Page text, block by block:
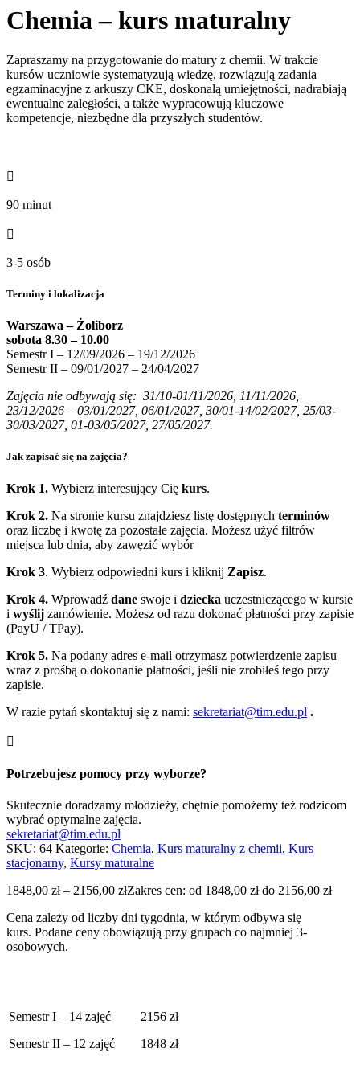
Chemia – kurs maturalny
Zapraszamy na przygotowanie do matury z chemii. W trakcie
kursów uczniowie systematyzują wiedzę, rozwiązują zadania
egzaminacyjne z arkuszy CKE, doskonalą umiejętności, nadrabiają
ewentualne zaległości, a także wypracowują kluczowe
kompetencje, niezbędne dla przyszłych studentów.

90 minut

3-5 osób
Terminy i lokalizacja
Warszawa – Żoliborz
sobota 8.30 – 10.00
Semestr I – 12/09/2026 – 19/12/2026
Semestr II – 09/01/2027 – 24/04/2027
Zajęcia nie odbywają się: 31/10-01/11/2026, 11/11/2026,
23/12/2026 – 03/01/2027, 06/01/2027, 30/01-14/02/2027, 25/03-
30/03/2027, 01-03/05/2027, 27/05/2027.
Jak zapisać się na zajęcia?
Krok 1. Wybierz interesujący Cię kurs.
Krok 2. Na stronie kursu znajdziesz listę dostępnych terminów
oraz liczbę i kwotę za pozostałe zajęcia. Możesz użyć filtrów
miejsca lub dnia, aby zawęzić wybór
Krok 3. Wybierz odpowiedni kurs i kliknij Zapisz.
Krok 4. Wprowadź dane swoje i dziecka uczestniczącego w kursie
i wyślij zamówienie. Możesz od razu dokonać płatności przy zapisie
(PayU / TPay).
Krok 5. Na podany adres e‑mail otrzymasz potwierdzenie zapisu
wraz z prośbą o dokonanie płatności, jeśli nie zrobiłeś tego przy
zapisie.
W razie pytań skontaktuj się z nami: sekretariat@tim.edu.pl .

Potrzebujesz pomocy przy wyborze?
Skutecznie doradzamy młodzieży, chętnie pomożemy też rodzicom
wybrać optymalne zajęcia.
sekretariat@tim.edu.pl
SKU: 64 Kategorie: Chemia, Kurs maturalny z chemii, Kurs
stacjonarny, Kursy maturalne
1848,00 zł – 2156,00 złZakres cen: od 1848,00 zł do 2156,00 zł
Cena zależy od liczby dni tygodnia, w którym odbywa się
kurs. Podane ceny obowiązują przy grupach co najmniej 3-
osobowych.
Semestr I – 14 zajęć
Semestr II – 12 zajęć
2156 zł
1848 zł